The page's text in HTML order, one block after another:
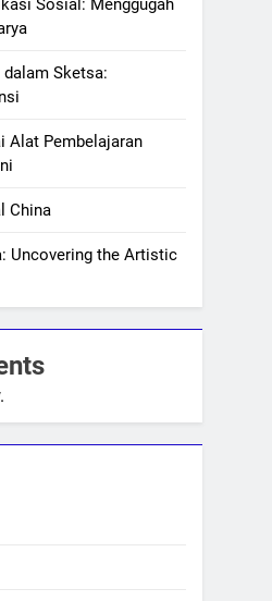
Sosial: Menggugah
dalam Sketsa:
Alat Pembelajaran
China
Uncovering the Artistic